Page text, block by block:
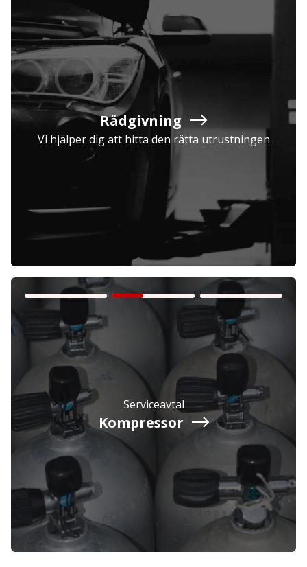
Exkl. moms
Privatperson Inkl. moms
Rådgivning
Vi hjälper dig att hitta den rätta utrustningen
Serviceavtal
Kompressor